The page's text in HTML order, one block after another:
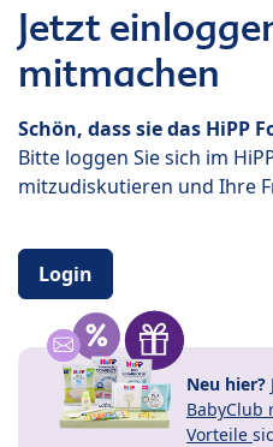
Jetzt
mitmachen
Schön, dass sie das HiPP
Bitte loggen Sie sich im
mitzudiskutieren und Ihre
Login
Neu hier?
BabyClub
Vorteile